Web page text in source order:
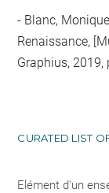
- Blanc,
Renaissance,
Graphius, 2019,
CURATED LIST
Elément d'un